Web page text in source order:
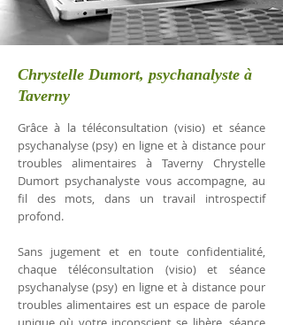
Chrystelle Dumort, psychanalyste à
Taverny
Grâce à la téléconsultation (visio) et séance
psychanalyse (psy) en ligne et à distance pour
troubles alimentaires à Taverny Chrystelle
Dumort psychanalyste vous accompagne, au
fil des mots, dans un travail introspectif
profond.
Sans jugement et en toute confidentialité,
chaque téléconsultation (visio) et séance
psychanalyse (psy) en ligne et à distance pour
troubles alimentaires est un espace de parole